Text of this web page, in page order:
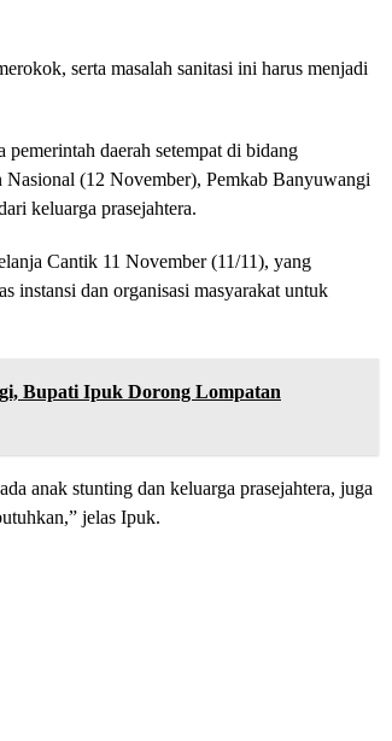
serta masalah sanitasi ini harus menjadi
daerah setempat di bidang
Nasional (12 November), Pemkab Banyuwangi
keluarga prasejahtera.
Cantik 11 November (11/11), yang
instansi dan organisasi masyarakat untuk
Bupati Ipuk Dorong Lompatan
anak stunting dan keluarga prasejahtera, juga
jelas Ipuk.